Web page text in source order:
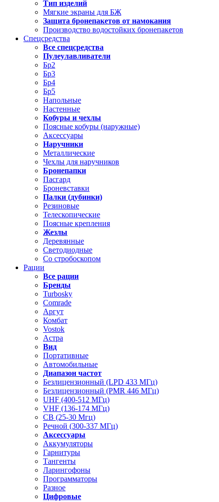
Тип изделий
Мягкие экраны для БЖ
Защита бронепакетов от намокания
Производство водостойких бронепакетов
Спецсредства
Все спецсредства
Пулеулавливатели
Бр2
Бр3
Бр4
Бр5
Напольные
Настенные
Кобуры и чехлы
Поясные кобуры (наружные)
Аксессуары
Наручники
Металлические
Чехлы для наручников
Бронепапки
Пасгард
Броневставки
Палки (дубинки)
Резиновые
Телескопические
Поясные крепления
Жезлы
Деревянные
Светодиодные
Со стробоскопом
Рации
Все рации
Бренды
Turbosky
Comrade
Аргут
Комбат
Vostok
Астра
Вид
Портативные
Автомобильные
Диапазон частот
Безлицензионный (LPD 433 МГц)
Безлицензионный (PMR 446 МГц)
UHF (400-512 МГц)
VHF (136-174 МГц)
CB (25-30 Мгц)
Речной (300-337 МГц)
Аксессуары
Аккумуляторы
Гарнитуры
Тангенты
Ларингофоны
Программаторы
Разное
Цифровые